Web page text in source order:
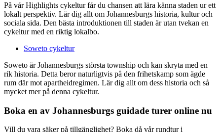
På vår Highlights cykeltur får du chansen att lära känna staden ur ett
lokalt perspektiv. Lär dig allt om Johannesburgs historia, kultur och
sociala sida. Den bästa introduktionen till staden är utan tvekan en
cykeltur med en riktig lokalbo.
Soweto cykeltur
Soweto är Johannesburgs största township och kan skryta med en
rik historia. Detta beror naturligtvis på den frihetskamp som ägde
rum där mot apartheidregimen. Lär dig allt om dess historia och så
mycket mer på denna cykeltur.
Boka en av Johannesburgs guidade turer online nu
Vill du vara säker på tillgänglighet? Boka då vår rundtur i